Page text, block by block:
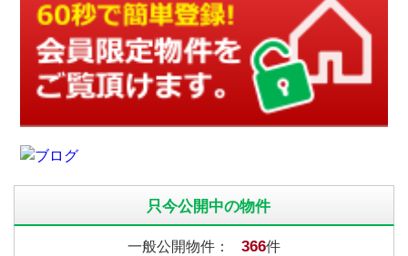
只今公開中の物件
一般公開物件： 366件